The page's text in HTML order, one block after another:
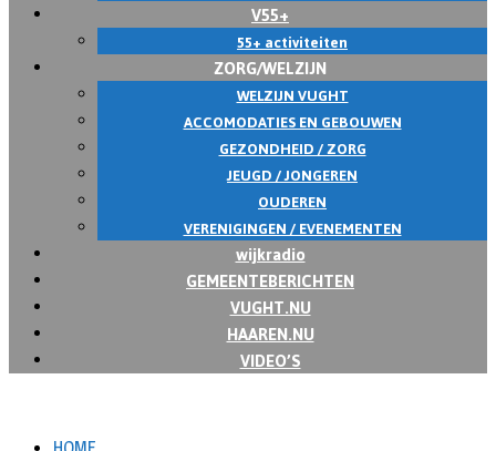
V55+
55+ activiteiten
ZORG/WELZIJN
WELZIJN VUGHT
ACCOMODATIES EN GEBOUWEN
GEZONDHEID / ZORG
JEUGD / JONGEREN
OUDEREN
VERENIGINGEN / EVENEMENTEN
wijkradio
GEMEENTEBERICHTEN
VUGHT.NU
HAAREN.NU
VIDEO’S